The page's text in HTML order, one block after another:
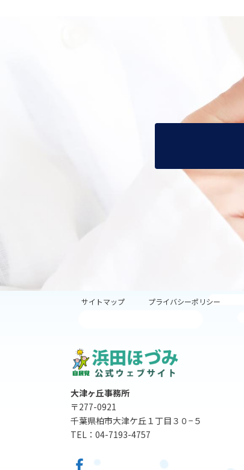
サイトマップ プライバシーポリシー
大津ヶ丘事務所
〒277-0921
千葉県柏市大津ケ丘１丁目３０−５
TEL：04-7193-4757